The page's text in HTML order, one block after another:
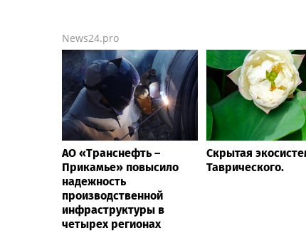
News24.pro
АО «Транснефть –
Прикамье» повысило
надежность
производственной
инфраструктуры в
четырех регионах
Скрытая
Таврического.